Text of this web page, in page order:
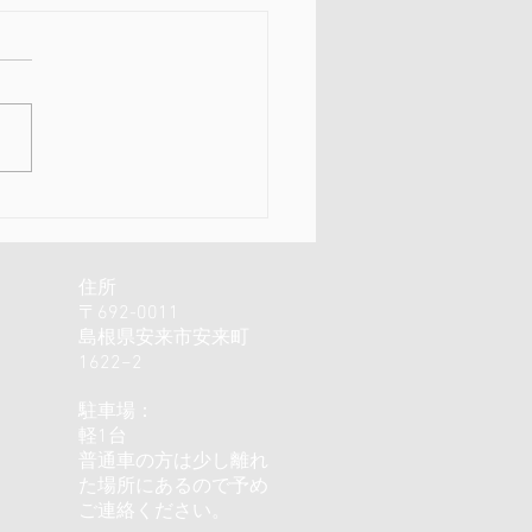
住所
〒692-0011
島根県安来市安来町
1622−2
駐車場：
軽1台
普通車の方は少し離れ
た場所にあるので予め
ご連絡ください。